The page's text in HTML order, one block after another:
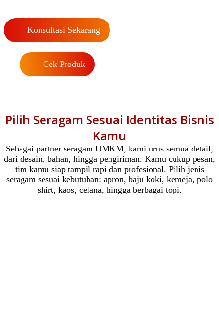
Konsultasi Sekarang
Cek Produk
Pilih Seragam Sesuai Identitas Bisnis
Kamu
Sebagai partner seragam UMKM, kami urus semua detail,
dari desain, bahan, hingga pengiriman. Kamu cukup pesan,
tim kamu siap tampil rapi dan profesional. Pilih jenis
seragam sesuai kebutuhan: apron, baju koki, kemeja, polo
shirt, kaos, celana, hingga berbagai topi.